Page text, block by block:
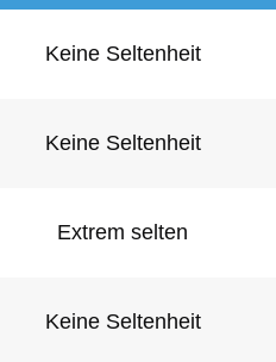
Keine Seltenheit
Keine Seltenheit
Extrem selten
Keine Seltenheit